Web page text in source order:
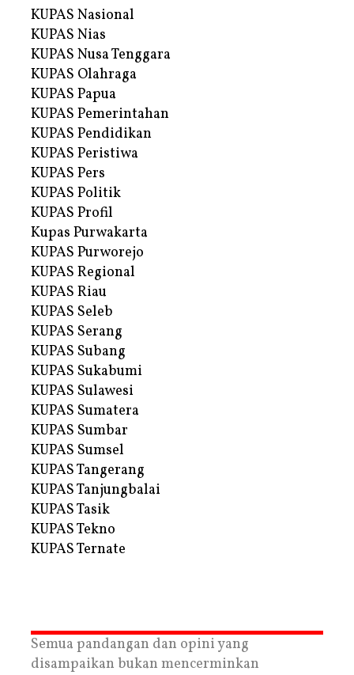
KUPAS Nasional
KUPAS Nias
KUPAS Nusa Tenggara
KUPAS Olahraga
KUPAS Papua
KUPAS Pemerintahan
KUPAS Pendidikan
KUPAS Peristiwa
KUPAS Pers
KUPAS Politik
KUPAS Profil
Kupas Purwakarta
KUPAS Purworejo
KUPAS Regional
KUPAS Riau
KUPAS Seleb
KUPAS Serang
KUPAS Subang
KUPAS Sukabumi
KUPAS Sulawesi
KUPAS Sumatera
KUPAS Sumbar
KUPAS Sumsel
KUPAS Tangerang
KUPAS Tanjungbalai
KUPAS Tasik
KUPAS Tekno
KUPAS Ternate
Semua pandangan dan opini yang
disampaikan bukan mencerminkan